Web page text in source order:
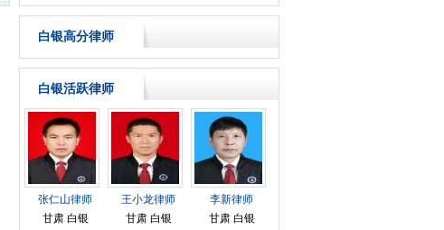
白银高分律师
白银活跃律师
张仁山律师
甘肃 白银
王小龙律师
甘肃 白银
李新律师
甘肃 白银